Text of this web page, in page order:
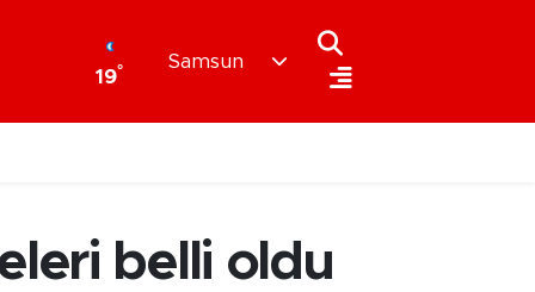
19°
Samsun
belli oldu